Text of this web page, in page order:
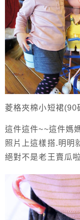
菱格夾棉小短裙(90
這件這件~~這件媽
照片上這樣搭.明明
絕對不是老王賣瓜